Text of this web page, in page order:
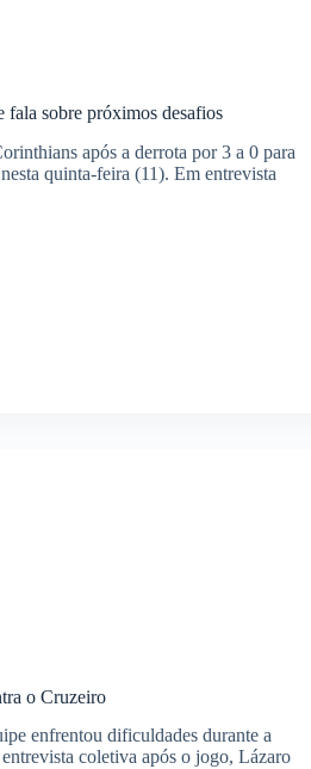
fala sobre próximos desafios
após a derrota por 3 a 0 para
quinta-feira (11). Em entrevista
o Cruzeiro
enfrentou dificuldades durante a
coletiva após o jogo, Lázaro